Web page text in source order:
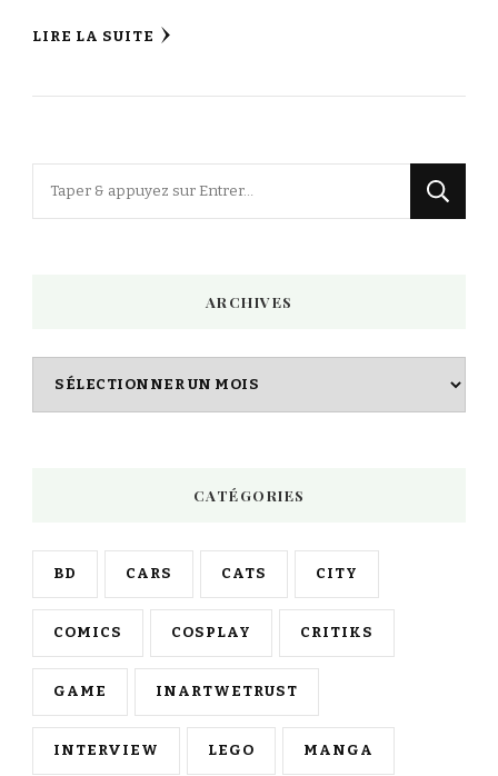
LIRE LA SUITE
ARCHIVES
Archives
CATÉGORIES
BD CARS CATS CITY
COMICS COSPLAY CRITIKS
GAME INARTWETRUST
INTERVIEW LEGO MANGA